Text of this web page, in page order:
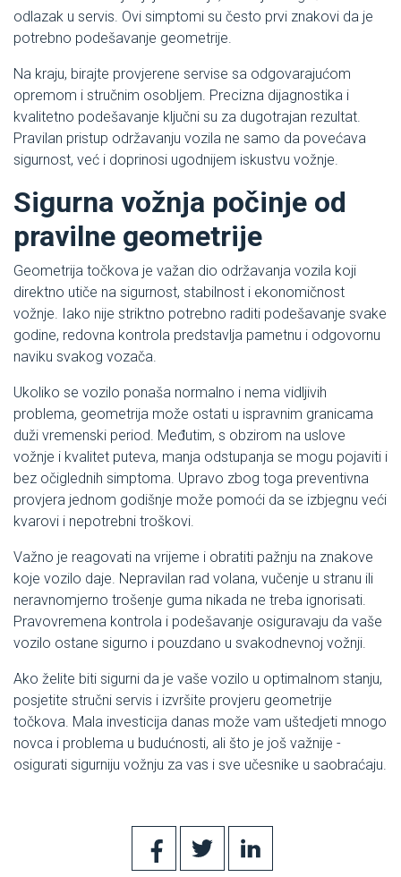
odlazak u servis. Ovi simptomi su često prvi znakovi da je
potrebno podešavanje geometrije.
Na kraju, birajte provjerene servise sa odgovarajućom
opremom i stručnim osobljem. Precizna dijagnostika i
kvalitetno podešavanje ključni su za dugotrajan rezultat.
Pravilan pristup održavanju vozila ne samo da povećava
sigurnost, već i doprinosi ugodnijem iskustvu vožnje.
Sigurna vožnja počinje od
pravilne geometrije
Geometrija točkova je važan dio održavanja vozila koji
direktno utiče na sigurnost, stabilnost i ekonomičnost
vožnje. Iako nije striktno potrebno raditi podešavanje svake
godine, redovna kontrola predstavlja pametnu i odgovornu
naviku svakog vozača.
Ukoliko se vozilo ponaša normalno i nema vidljivih
problema, geometrija može ostati u ispravnim granicama
duži vremenski period. Međutim, s obzirom na uslove
vožnje i kvalitet puteva, manja odstupanja se mogu pojaviti i
bez očiglednih simptoma. Upravo zbog toga preventivna
provjera jednom godišnje može pomoći da se izbjegnu veći
kvarovi i nepotrebni troškovi.
Važno je reagovati na vrijeme i obratiti pažnju na znakove
koje vozilo daje. Nepravilan rad volana, vučenje u stranu ili
neravnomjerno trošenje guma nikada ne treba ignorisati.
Pravovremena kontrola i podešavanje osiguravaju da vaše
vozilo ostane sigurno i pouzdano u svakodnevnoj vožnji.
Ako želite biti sigurni da je vaše vozilo u optimalnom stanju,
posjetite stručni servis i izvršite provjeru geometrije
točkova. Mala investicija danas može vam uštedjeti mnogo
novca i problema u budućnosti, ali što je još važnije -
osigurati sigurniju vožnju za vas i sve učesnike u saobraćaju.